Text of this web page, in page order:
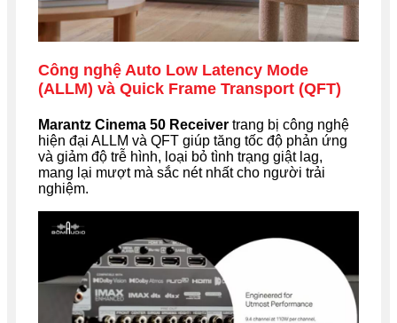
Công nghệ Auto Low Latency Mode
(ALLM) và Quick Frame Transport (QFT)
Marantz Cinema 50 Receiver trang bị công nghệ
hiện đại ALLM và QFT giúp tăng tốc độ phản ứng
và giảm độ trễ hình, loại bỏ tình trạng giật lag,
mang lại mượt mà sắc nét nhất cho người trải
nghiệm.